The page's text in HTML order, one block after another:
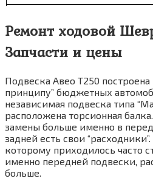
Ремонт ходовой
Запчасти и цены
Подвеска Авео Т250 построена
принципу” бюджетных
независимая подвеска типа
расположена торсионная
замены больше именно в
задней есть свои
которому приходилось часто
именно передней подвески,
больше.